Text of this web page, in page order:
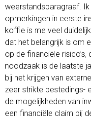
weerstandsparagraaf.
opmerkingen in eerste
koffie is me veel
dat het belangrijk is om
op de financiële
noodzaak is de laatste
bij het krijgen van
zeer strikte bestedings-
de mogelijkheden van
een financiële claim bij